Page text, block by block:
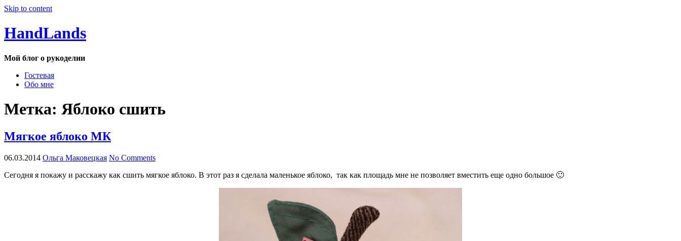
Skip to content
HandLands
Мой блог о рукоделии
Гостевая
Обо мне
Метка: Яблоко сшить
Мягкое яблоко МК
06.03.2014 Ольга Маковецкая No Comments
Сегодня я покажу и расскажу как сшить мягкое яблоко. В этот раз я сделала маленькое яблоко, так как площадь мне не позволяет вместить еще одно большое 🙂